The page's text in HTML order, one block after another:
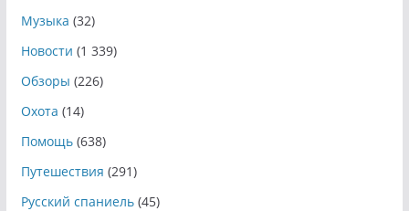
Музыка (32)
Новости (1 339)
Обзоры (226)
Охота (14)
Помощь(638)
Путешествия (291)
Русский спаниель(45)